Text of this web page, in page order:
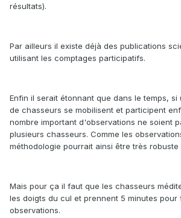
résultats).
Par ailleurs il existe déjà des publications
utilisant les comptages participatifs.
Enfin il serait étonnant que dans le temps, si
de chasseurs se mobilisent et participent
nombre important d'observations ne soient
plusieurs chasseurs. Comme les
méthodologie pourrait ainsi être très robuste
Mais pour ça il faut que les chasseurs
les doigts du cul et prennent 5 minutes pour
observations.